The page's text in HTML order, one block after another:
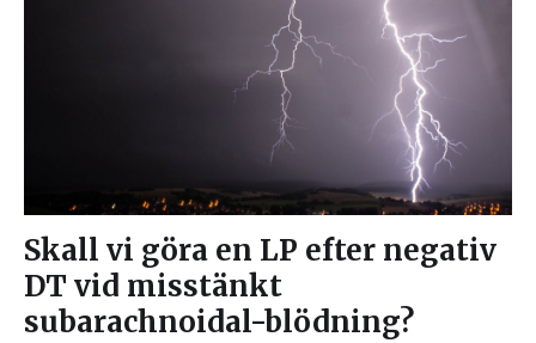
Skall vi göra en LP efter negativ
DT vid misstänkt
subarachnoidal-blödning?